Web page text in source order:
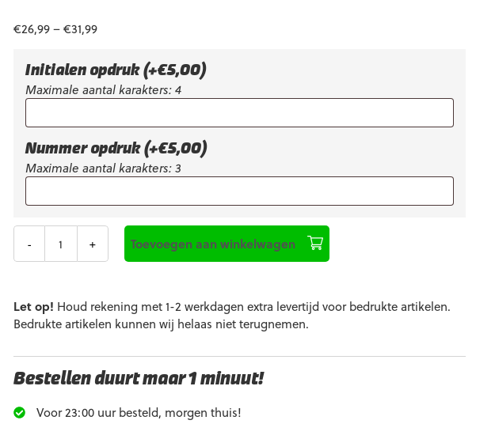
€26,99–€31,99
Initialen opdruk (+€5,00)
Maximale aantal karakters: 4
Nummer opdruk (+€5,00)
Maximale aantal karakters: 3
Aantal
Toevoegen aan winkelwagen
Let op! Houd rekening met 1-2 werkdagen extra levertijd voor bedrukte artikelen.
Bedrukte artikelen kunnen wij helaas niet terugnemen.
Bestellen duurt maar 1 minuut!
Voor 23:00 uur besteld, morgen thuis!